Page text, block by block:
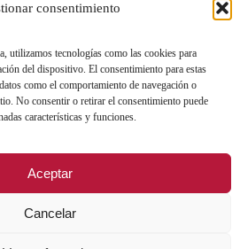
consentimiento
utilizamos tecnologías como las cookies para
del dispositivo. El consentimiento para estas
como el comportamiento de navegación o
No consentir o retirar el consentimiento puede
características y funciones.
Aceptar
Cancelar
DE ACTIVIDADES DE TRATAMIENTO